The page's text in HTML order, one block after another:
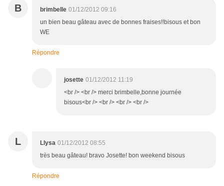
B brimbelle 01/12/2012 09:16
un bien beau gâteau avec de bonnes fraises!!bisous et bon
WE
Répondre
josette 01/12/2012 11:19
<br /> <br /> merci brimbelle,bonne journée
bisous<br /> <br /> <br /> <br />
L Llysa 01/12/2012 08:55
très beau gâteau! bravo Josette! bon weekend bisous
Répondre